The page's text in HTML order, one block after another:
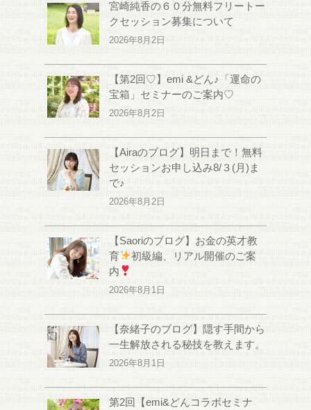
宮崎純香の６０分無料フリートー
クセッション募集について
2026年8月2日
【第2回♡】emi &どん♪「運命の
宝箱」セミナーのご案内♡
2026年8月2日
【Airaのブログ】明日まで！無料
セッションお申し込み8/３(月)ま
で♪
2026年8月2日
【Saoriのブログ】お金の英才教
育
初級編、リアル開催のご案
内
2026年8月1日
【奈緒子のブログ】隠す手間から
一生解放される秘技を教えます。
2026年8月1日
第2回【emi&どんコラボセミナ